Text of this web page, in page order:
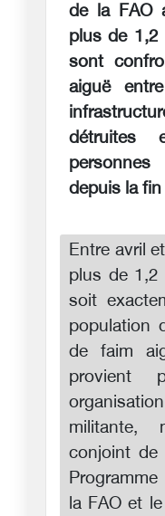
de la FAO
plus de 1,2
sont
aiguë
depuis la
Entre avril
plus de 1,2
soit
population
de faim
provient
militante,
conjoint
la FAO et